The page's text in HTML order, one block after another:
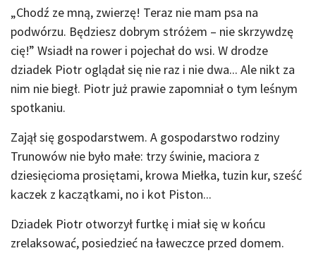
„Chodź ze mną, zwierzę! Teraz nie mam psa na
podwórzu. Będziesz dobrym stróżem – nie skrzywdzę
cię!” Wsiadł na rower i pojechał do wsi. W drodze
dziadek Piotr oglądał się nie raz i nie dwa... Ale nikt za
nim nie biegł. Piotr już prawie zapomniał o tym leśnym
spotkaniu.
Zajął się gospodarstwem. A gospodarstwo rodziny
Trunowów nie było małe: trzy świnie, maciora z
dziesięcioma prosiętami, krowa Miełka, tuzin kur, sześć
kaczek z kaczątkami, no i kot Piston...
Dziadek Piotr otworzył furtkę i miał się w końcu
zrelaksować, posiedzieć na ławeczce przed domem.